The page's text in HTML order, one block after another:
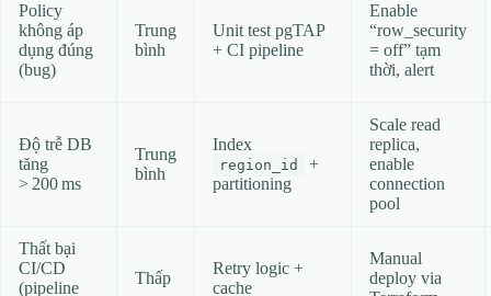
Policy
không áp
dụng đúng
(bug)
Trung
bình
Unit test pgTAP
+ CI pipeline
Enable
“row_security
= off” tạm
thời, alert
Độ trễ DB
tăng
> 200 ms
Trung
bình
Index
region_id
+
partitioning
Scale read
replica,
enable
connection
pool
Thất bại
CI/CD
(pipeline
Thấp
Retry logic +
cache
Manual
deploy via